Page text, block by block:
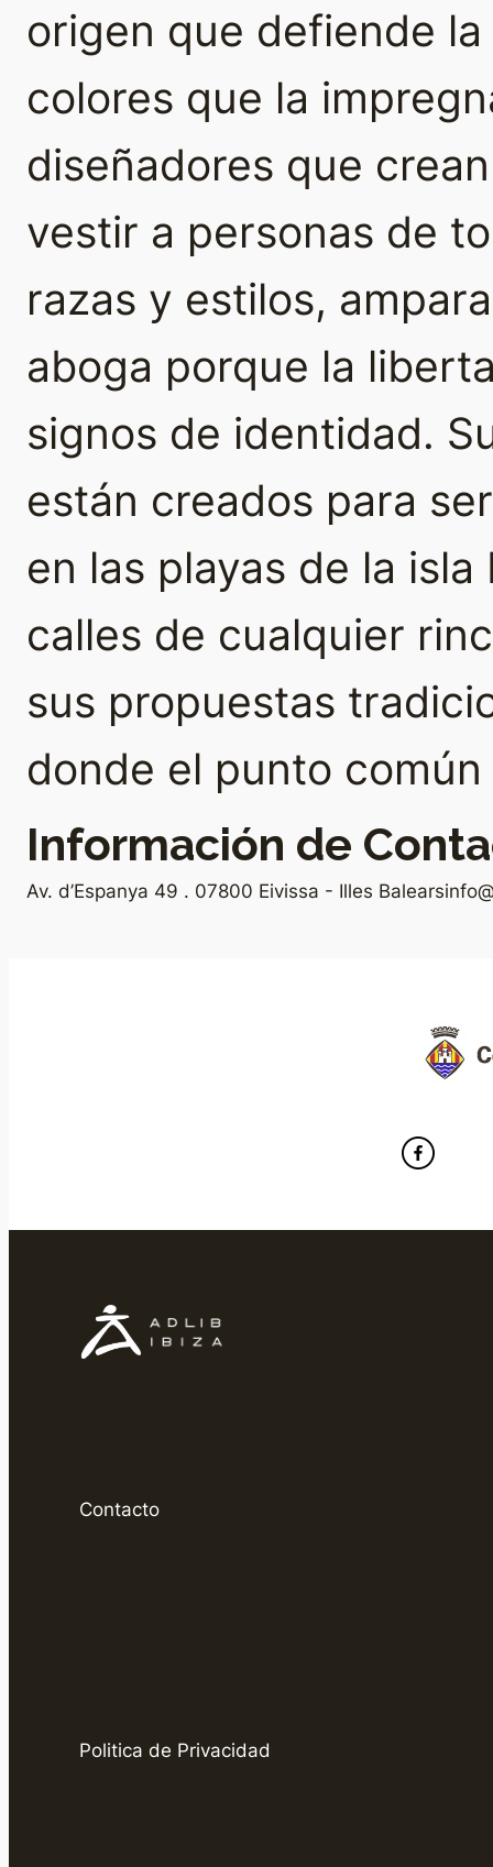
origen que defiende
colores que la
diseñadores que
vestir a personas de
razas y estilos,
aboga porque la
signos de identidad.
están creados para
en las playas de la
calles de cualquier
sus propuestas
donde el punto
Información de
Av. d’Espanya 49 . 07800 Eivissa - Illes Balears
Contacto
Politica de Privacidad